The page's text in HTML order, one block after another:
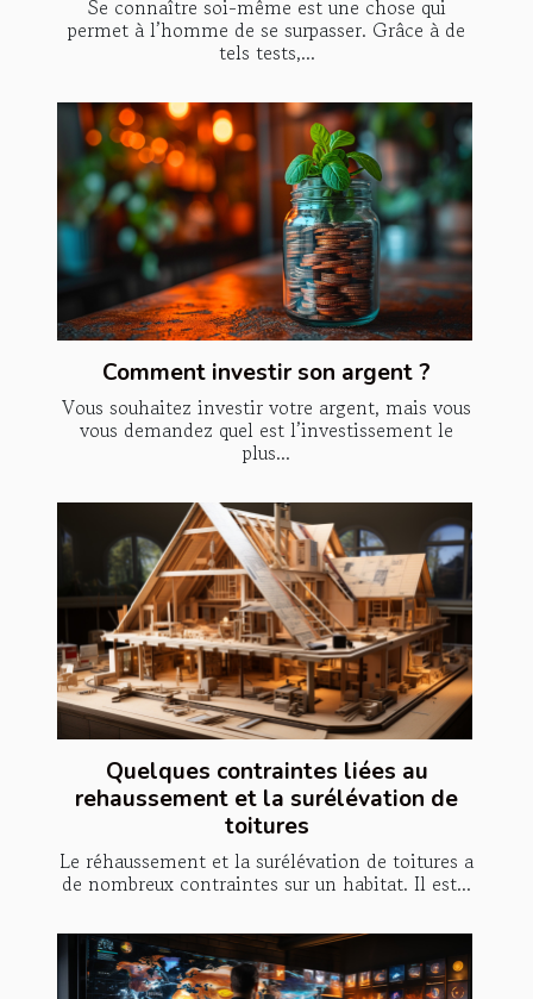
Se connaître soi-même est une chose qui
permet à l’homme de se surpasser. Grâce à de
tels tests,...
Comment investir son argent ?
Vous souhaitez investir votre argent, mais vous
vous demandez quel est l’investissement le
plus...
Quelques contraintes liées au
rehaussement et la surélévation de
toitures
Le réhaussement et la surélévation de toitures a
de nombreux contraintes sur un habitat. Il est...